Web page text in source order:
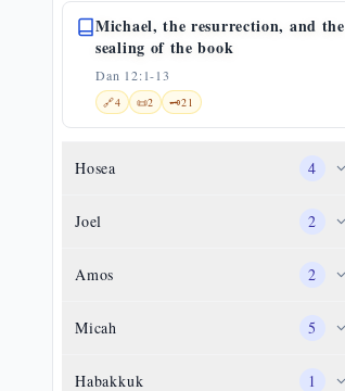
Michael, the resurrection, and the
sealing of the book
Dan 12:1-13
🔗4 📜2 🗝️21
Hosea 4
Joel 2
Amos 2
Micah 5
Habakkuk 1